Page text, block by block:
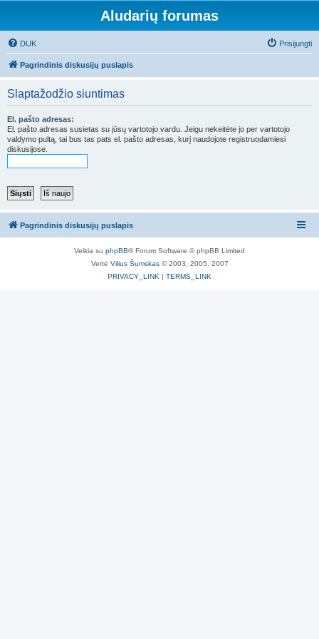
Aludarių forumas
DUK Prisijungti
Pagrindinis diskusijų puslapis
Slaptažodžio siuntimas
El. pašto adresas:
El. pašto adresas susietas su jūsų vartotojo vardu. Jeigu nekeitėte jo per vartotojo
valdymo pultą, tai bus tas pats el. pašto adresas, kurį naudojote registruodamiesi
diskusijose.
Pagrindinis diskusijų puslapis
Veikia su phpBB® Forum Software © phpBB Limited
Vertė Vilius Šumskas© 2003, 2005, 2007
PRIVACY_LINK | TERMS_LINK